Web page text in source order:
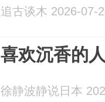
追古谈木 2026-07-
喜欢沉香的
徐静波静说日本